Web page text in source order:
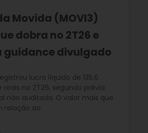
Movida (MOVI3)
dobra no 2T26 e
guidance divulgado
lucro líquido de 135,6
reais no 2T26, segundo prévia
não auditada. O valor mais que
relação ao